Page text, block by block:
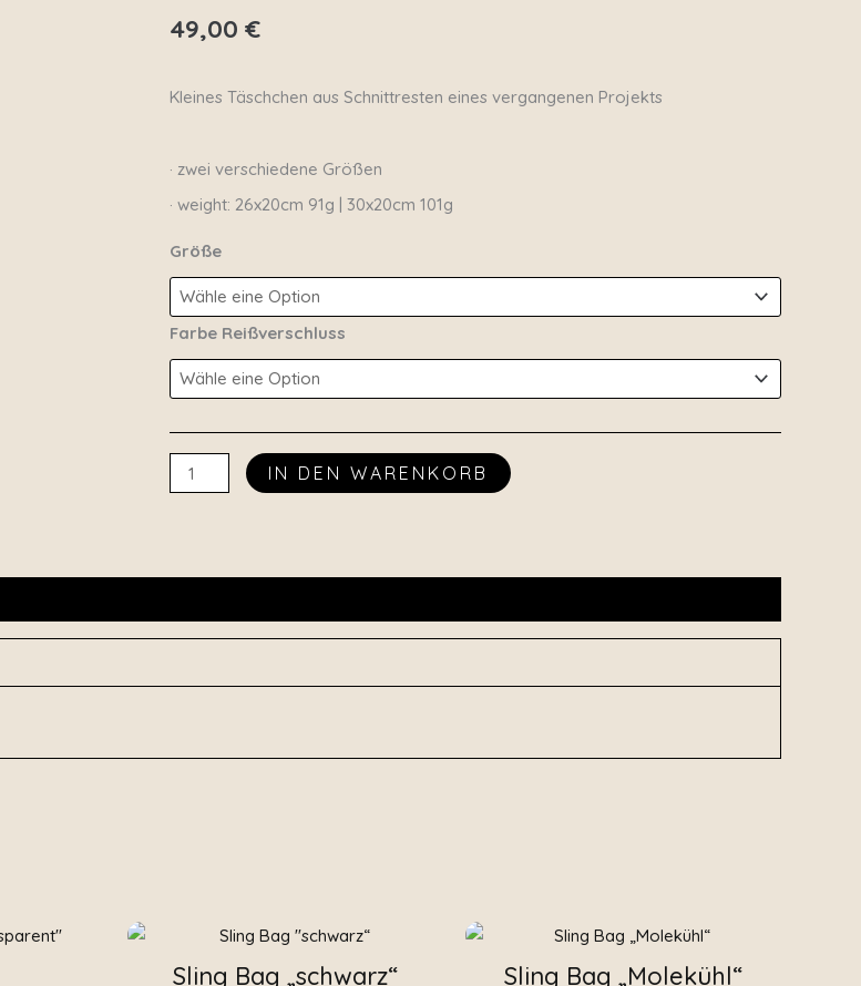
49,00 €
Kleines Täschchen aus Schnittresten eines vergangenen Projekts
· zwei verschiedene Größen
· weight: 26x20cm 91g | 30x20cm 101g
Größe
Farbe Reißverschluss
groß“
IN DEN WARENKORB
Sling Bag „schwarz“ Sling Bag „Molekühl“